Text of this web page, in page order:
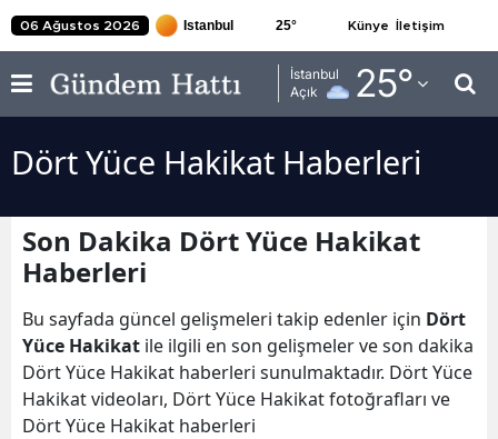
06 Ağustos 2026 25° Künye İletişim
İstanbul
Açık
25°
Adana
Adıyaman
Afyonkarahisar
Amasya
Antalya
Artvin
Dört Yüce Hakikat Haberleri
Son Dakika Dört Yüce Hakikat
Haberleri
Bu sayfada güncel gelişmeleri takip edenler için Dört
Yüce Hakikat ile ilgili en son gelişmeler ve son dakika
Dört Yüce Hakikat haberleri sunulmaktadır. Dört Yüce
Hakikat videoları, Dört Yüce Hakikat fotoğrafları ve
Dört Yüce Hakikat haberleri